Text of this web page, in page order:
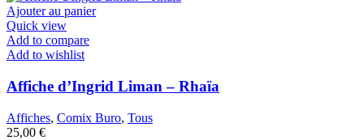
Ajouter au panier
Quick view
Add to compare
Add to wishlist
Affiche d’Ingrid Liman – Rhaïa
Affiches, Comix Buro, Tous
25,00 €